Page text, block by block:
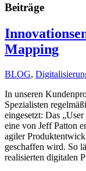
Beiträge
Mapping
BLOG,
In unseren
Spezialisten
eingesetzt: Das
eine von Jeff Patton
agiler
geschaffen wird. So
realisierten digitalen